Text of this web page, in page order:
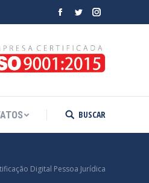
Facebook
TwitterInstagram
Search:
BUSCAR
Digital Pessoa Jurídica